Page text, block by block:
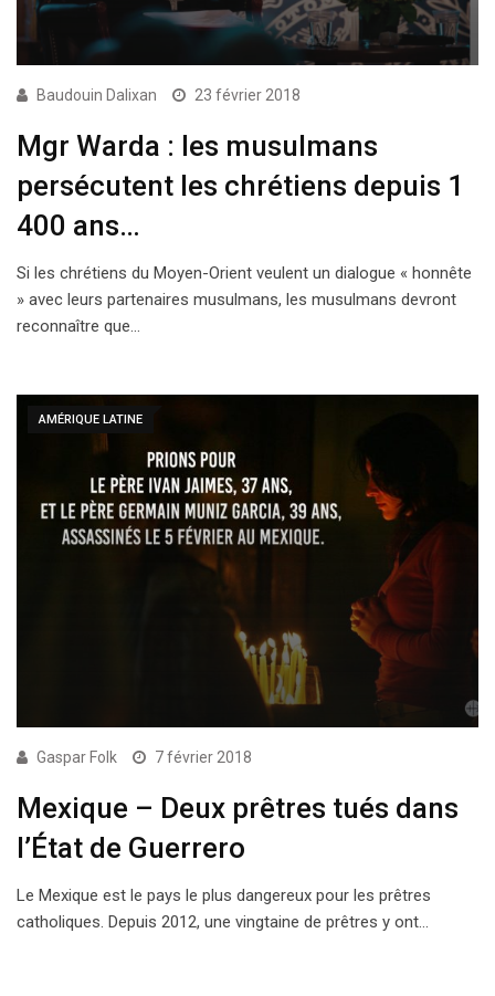
Baudouin Dalixan 23 février 2018
Mgr Warda : les musulmans
persécutent les chrétiens depuis 1
400 ans…
Si les chrétiens du Moyen-Orient veulent un dialogue « honnête
» avec leurs partenaires musulmans, les musulmans devront
reconnaître que…
AMÉRIQUE LATINE
Gaspar Folk 7 février 2018
Mexique – Deux prêtres tués dans
l’État de Guerrero
Le Mexique est le pays le plus dangereux pour les prêtres
catholiques. Depuis 2012, une vingtaine de prêtres y ont…